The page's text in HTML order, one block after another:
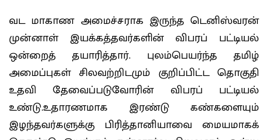
வட மாகாண அமைச்சராக இருந்த டெனிஸ்வரன்
முன்னாள் இயக்கத்தவர்களின் விபரப் பட்டியல்
ஒன்றைத் தயாரித்தார். புலம்பெயர்ந்த தமிழ்
அமைப்புகள் சிலவற்றிடமும் குறிப்பிட்ட தொகுதி
உதவி தேவைப்படுவோரின் விபரப் பட்டியல்
உண்டு.உதாரணமாக இரண்டு கண்களையும்
இழந்தவர்களுக்கு பிரித்தானியாவை மையமாகக்